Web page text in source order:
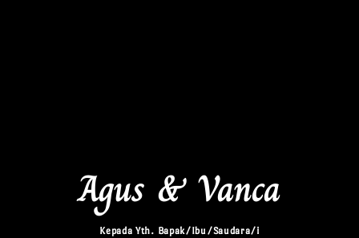
Agus & Vanca
Kepada Yth. Bapak/Ibu/Saudara/i